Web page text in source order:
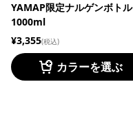
YAMAP限定ナルゲンボトル
1000ml
¥3,355(税込)
カラーを選ぶ